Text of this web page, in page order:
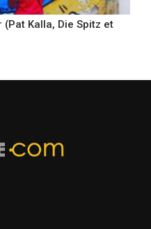
Kalla, Die Spitz et